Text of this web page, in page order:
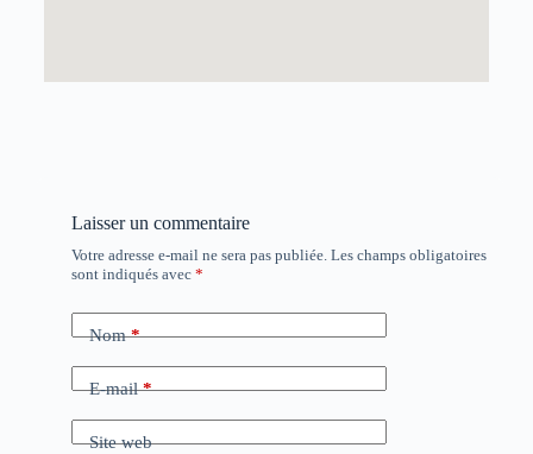
Laisser un commentaire
Votre adresse e-mail ne sera pas publiée. Les champs obligatoires
sont indiqués avec *
Nom*
E-mail*
Site web